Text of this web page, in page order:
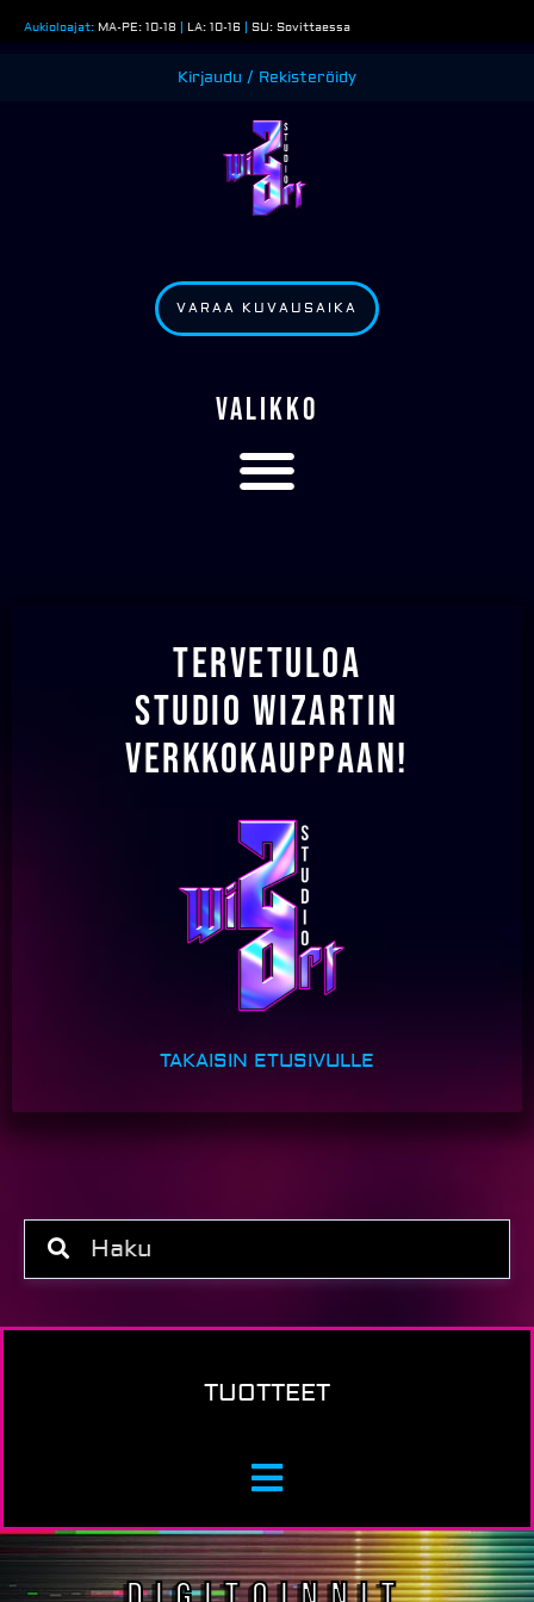
sisältöön
Aukioloajat: MA-PE: 10-18 | LA: 10-16 | SU: Sovittaessa
Kirjaudu / Rekisteröidy
VARAA KUVAUSAIKA
VALIKKO
Tervetuloa
Studio Wizartin
verkkokauppaan!
TAKAISIN ETUSIVULLE
TUOTTEET